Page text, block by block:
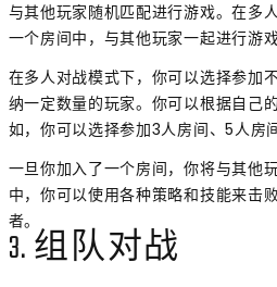
与其他玩家随机匹配进行游戏。在多
一个房间中，与其他玩家一起进行游戏
在多人对战模式下，你可以选择参加
纳一定数量的玩家。你可以根据自己
如，你可以选择参加3人房间、5人房
一旦你加入了一个房间，你将与其他
中，你可以使用各种策略和技能来击
者。
3. 组队对战